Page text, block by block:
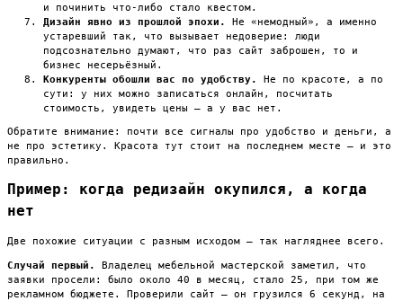
и починить что-либо стало квестом.
Дизайн явно из прошлой эпохи.
Не «немодный», а именно
устаревший так, что вызывает недоверие: люди
подсознательно думают, что раз сайт заброшен, то и
бизнес несерьёзный.
Конкуренты обошли вас по удобству.
Не по красоте, а по
сути: у них можно записаться онлайн, посчитать
стоимость, увидеть цены — а у вас нет.
Обратите внимание: почти все сигналы про удобство и деньги, а
не про эстетику. Красота тут стоит на последнем месте — и это
правильно.
Пример: когда редизайн окупился, а когда
нет
Две похожие ситуации с разным исходом — так нагляднее всего.
Случай первый.
Владелец мебельной мастерской заметил, что
заявки просели: было около 40 в месяц, стало 25, при том же
рекламном бюджете. Проверили сайт — он грузился 6 секунд, на